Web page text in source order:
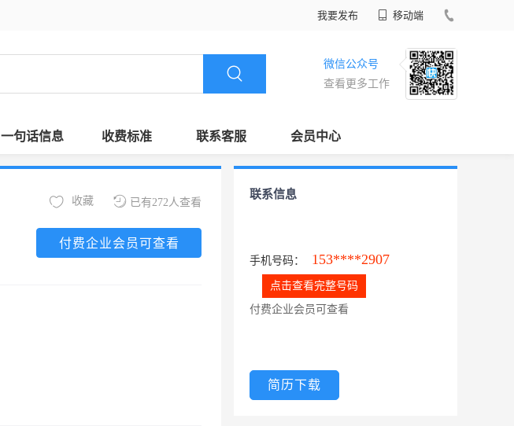
我要发布 移动端
微信公众号
查看更多工作
一句话信息 收费标准 联系客服 会员中心
已有272人查看
收藏
付费企业会员可查看
联系信息
手机号码： 153****2907
点击查看完整号码
付费企业会员可查看
简历下载